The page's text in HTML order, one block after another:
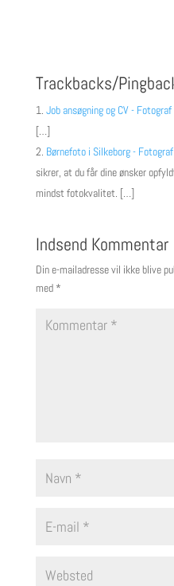
Trackbacks/
Job ansøgning og CV -
[…]
Børnefoto i Silkeborg -
sikrer, at du får dine ønsker
mindst fotokvalitet. […]
Indsend Kommentar
Din e-mailadresse vil ikke blive
med *